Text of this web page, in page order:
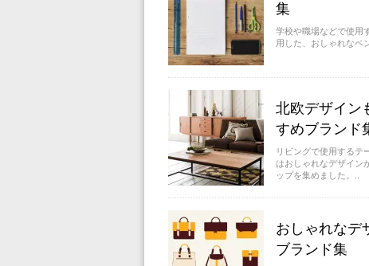
集
学校や職場などで使用
用した、おしゃれなペ
北欧デザイン
すめブランド
リビングで使用するテ
はおしゃれなデザイン
ップを集めました。..
おしゃれなデ
ブランド集